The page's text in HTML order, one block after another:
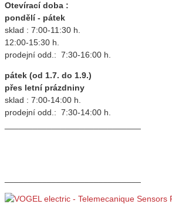
Otevírací doba :
pondělí - pátek
sklad : 7:00-11:30 h.
12:00-15:30 h.
prodejní odd.: 7:30-16:00 h.
pátek (od 1.7. do 1.9.)
přes letní prázdniny
sklad : 7:00-14:00 h.
prodejní odd.: 7:30-14:00 h.